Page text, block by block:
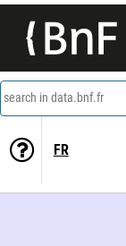
search in data.bnf.fr
FR